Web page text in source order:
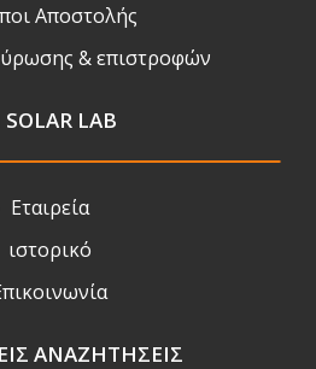
Αποστολής
& επιστροφών
LAB
Εταιρεία
ιστορικό
ΑΝΑΖΗΤΗΣΕΙΣ